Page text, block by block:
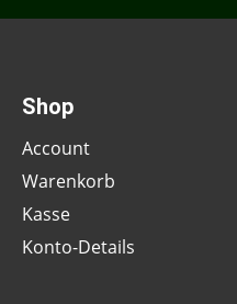
Shop
Account
Warenkorb
Kasse
Konto-Details